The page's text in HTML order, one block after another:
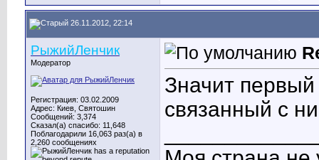
26.11.2012, 22:14
РыжийЛенчик
Модератор
Регистрация: 03.02.2009
Адрес: Киев, Святошин
Сообщений: 3,374
Сказал(а) спасибо: 11,648
Поблагодарили 16,063 раз(а) в
2,260 сообщениях
Значит
связанный с